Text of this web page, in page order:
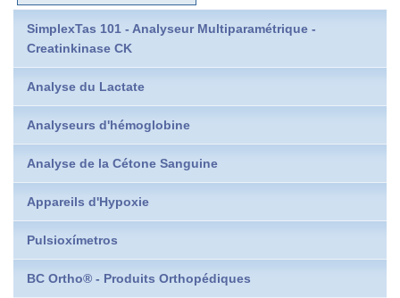
SimplexTas 101 - Analyseur Multiparamétrique -
Creatinkinase CK
Analyse du Lactate
Analyseurs d'hémoglobine
Analyse de la Cétone Sanguine
Appareils d'Hypoxie
Pulsioxímetros
BC Ortho® - Produits Orthopédiques